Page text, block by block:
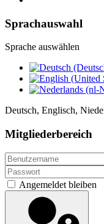
Sprachauswahl
Sprache auswählen
Deutsch, Englisch,
Mitgliederbereich
Angemeldet bleiben